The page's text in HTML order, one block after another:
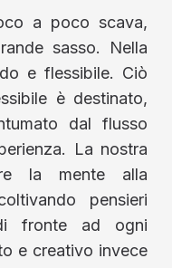
a poco scava,
sasso. Nella
e flessibile. Ciò
è destinato,
dal flusso
La nostra
la mente alla
pensieri
fronte ad ogni
e creativo invece